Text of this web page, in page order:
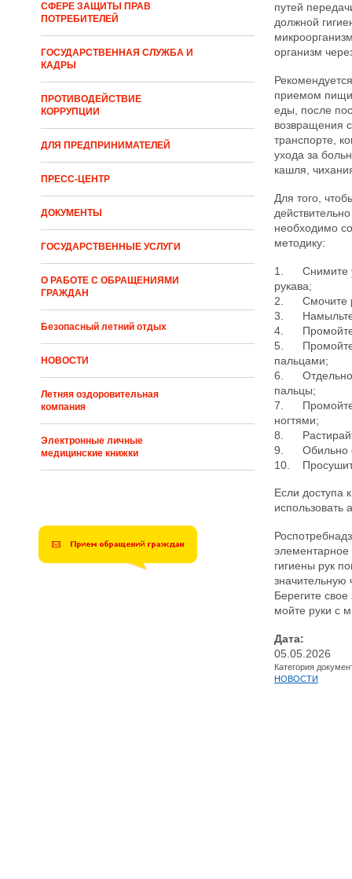
СФЕРЕ ЗАЩИТЫ ПРАВ
ПОТРЕБИТЕЛЕЙ
ГОСУДАРСТВЕННАЯ СЛУЖБА И
КАДРЫ
ПРОТИВОДЕЙСТВИЕ
КОРРУПЦИИ
ДЛЯ ПРЕДПРИНИМАТЕЛЕЙ
ПРЕСС-ЦЕНТР
ДОКУМЕНТЫ
ГОСУДАРСТВЕННЫЕ УСЛУГИ
О РАБОТЕ С ОБРАЩЕНИЯМИ
ГРАЖДАН
Безопасный летний отдых
НОВОСТИ
Летняя оздоровительная
компания
Электронные личные
медицинские книжки
путей
должной
организм
приемом пищи
еды, после
возвращения
транспорте,
ухода за
кашля,
Для того,
необходимо
методику:
1. Снимите
рукава;
2. Смочите
3. Намыльте
4. Промойте
5. Промойте
пальцами;
6. Отдельно
пальцы;
7. Промойте
ногтями;
8.
9. Обильно
10.
Если доступа
использовать
гигиены рук
значительную
Берегите свое
мойте руки с
Дата:
05.05.2026
Категория
НОВОСТИ